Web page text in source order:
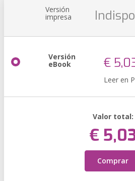
Versión
impresa
Versión
eBook €
Leer en
Valor total:
€
Comprar